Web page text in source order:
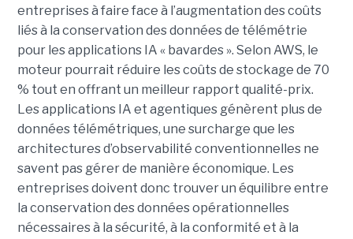
entreprises à faire face à l’augmentation des coûts
liés à la conservation des données de télémétrie
pour les applications IA « bavardes ». Selon AWS, le
moteur pourrait réduire les coûts de stockage de 70
% tout en offrant un meilleur rapport qualité-prix.
Les applications IA et agentiques génèrent plus de
données télémétriques, une surcharge que les
architectures d’observabilité conventionnelles ne
savent pas gérer de manière économique. Les
entreprises doivent donc trouver un équilibre entre
la conservation des données opérationnelles
nécessaires à la sécurité, à la conformité et à la